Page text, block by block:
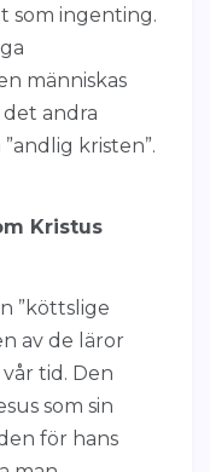
som ingenting.
människas
andra
kristen”.
Kristus
”köttslige
av de läror
tid. Den
som sin
för hans